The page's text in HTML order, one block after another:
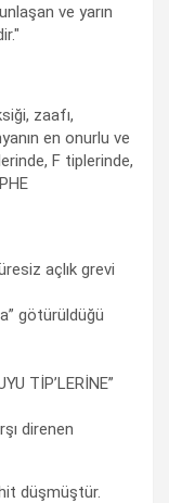
ve yarın
zaafı,
en onurlu ve
F tiplerinde,
açlık grevi
götürüldüğü
TİP’LERİNE”
direnen
düşmüştür.